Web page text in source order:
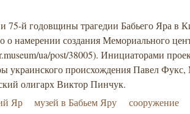
75-й годовщины трагедии Бабьего Яра в
о намерении создания Мемориального
ua/post/38005). Инициаторами
украинского происхождения Павел
олигарх Виктор Пинчук.
Яр музей в Бабьем Яру сооружение